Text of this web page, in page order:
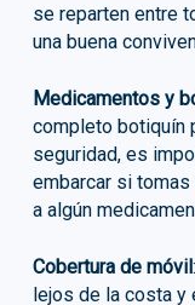
se reparten entre
una buena
Medicamentos y
completo botiquín
seguridad, es
embarcar si
a algún
Cobertura de móvil
lejos de la costa y